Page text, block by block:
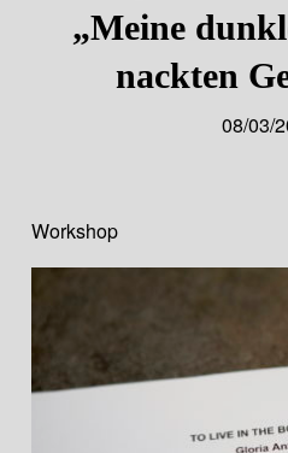
„Meine
nackten
08/03/
Workshop